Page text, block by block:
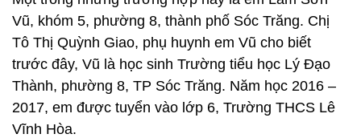
Vũ, khóm 5, phường 8, thành phố Sóc Trăng. Chị
Tô Thị Quỳnh Giao, phụ huynh em Vũ cho biết
trước đây, Vũ là học sinh Trường tiểu học Lý Đạo
Thành, phường 8, TP Sóc Trăng. Năm học 2016 –
2017, em được tuyển vào lớp 6, Trường THCS Lê
Vĩnh Hòa.